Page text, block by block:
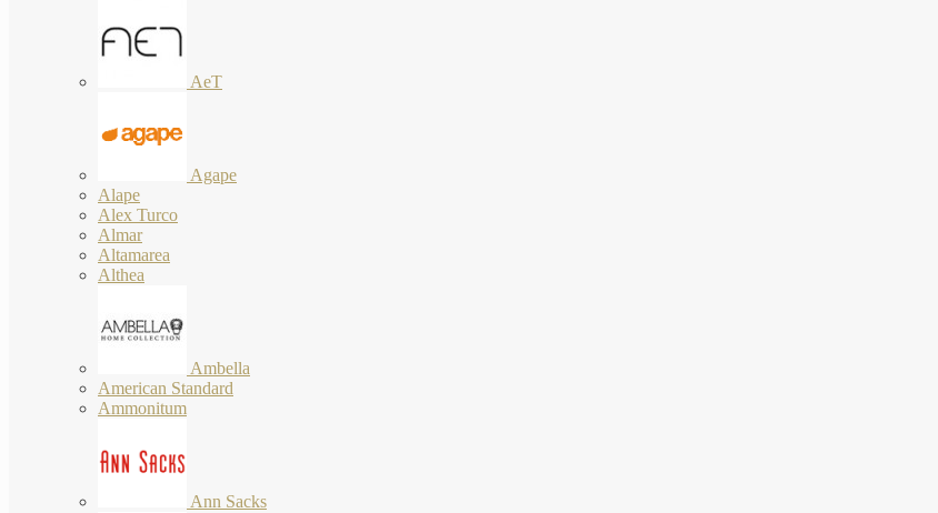
AeT
Agape
Alape
Alex Turco
Almar
Altamarea
Althea
Ambella
American Standard
Ammonitum
Ann Sacks